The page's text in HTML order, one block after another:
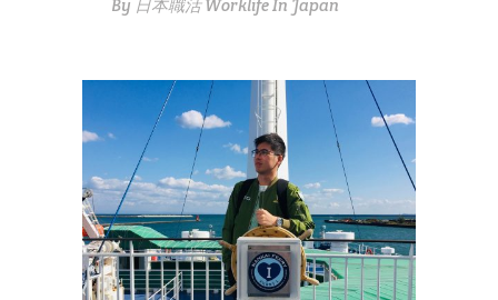
By 日本職活 Worklife In Japan